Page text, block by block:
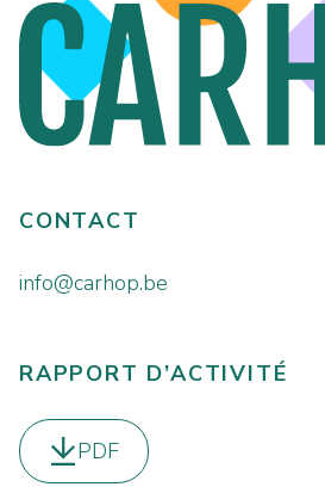
CONTACT
info@carhop.be
RAPPORT D’ACTIVITÉ
Télécharger le
PDF